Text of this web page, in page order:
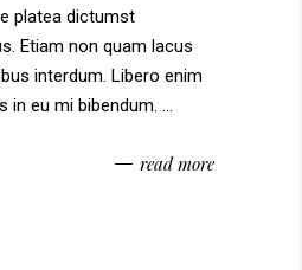
platea dictumst
Etiam non quam lacus
interdum. Libero enim
in eu mi bibendum.
read more